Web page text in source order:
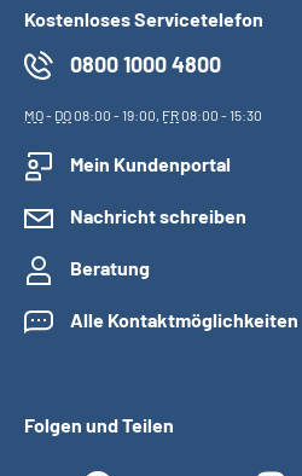
Kostenloses Servicetelefon
0800 1000 4800
MO- DO08:00 - 19:00, FR08:00 - 15:30
Mein Kundenportal
Nachricht schreiben
Beratung
Alle Kontaktmöglichkeiten
Folgen und Teilen